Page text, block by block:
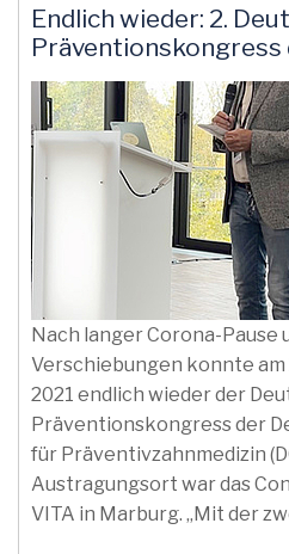
Endlich wieder: 2.
Präventionskongress
Nach langer Corona-Pause
Verschiebungen konnte am
2021 endlich wieder der
Präventionskongress der
für Präventivzahnmedizin
Austragungsort war das
VITA in Marburg. „Mit der